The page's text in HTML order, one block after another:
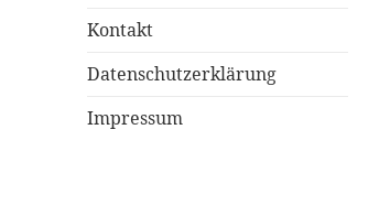
Kontakt
Datenschutzerklärung
Impressum